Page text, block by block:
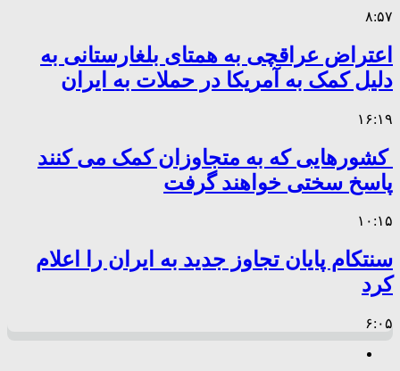
۸:۵۷
اعتراض عراقچی به همتای بلغارستانی به
دلیل کمک به آمریکا در حملات به ایران
۱۶:۱۹
کشورهایی که به متجاوزان کمک می کنند
پاسخ سختی خواهند گرفت
۱۰:۱۵
سنتکام پایان تجاوز جدید به ایران را اعلام
کرد
۶:۰۵